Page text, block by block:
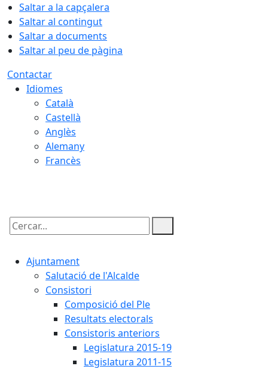
Saltar a la capçalera
Saltar al contingut
Saltar a documents
Saltar al peu de pàgina
Contactar
Idiomes
Català
Castellà
Anglès
Alemany
Francès
Cercar:
Ajuntament
Salutació de l'Alcalde
Consistori
Composició del Ple
Resultats electorals
Consistoris anteriors
Legislatura 2015-19
Legislatura 2011-15